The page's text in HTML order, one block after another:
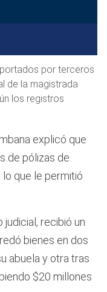
por terceros
de la magistrada
los registros
explicó que
de pólizas de
que le permitió
recibió un
bienes en dos
abuela y otra tras
$20 millones